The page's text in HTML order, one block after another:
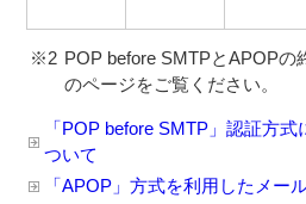
※2 POP before SMTPとAPOPの
のページをご覧ください。
「POP before SMTP」認証方
ついて
「APOP」方式を利用したメー